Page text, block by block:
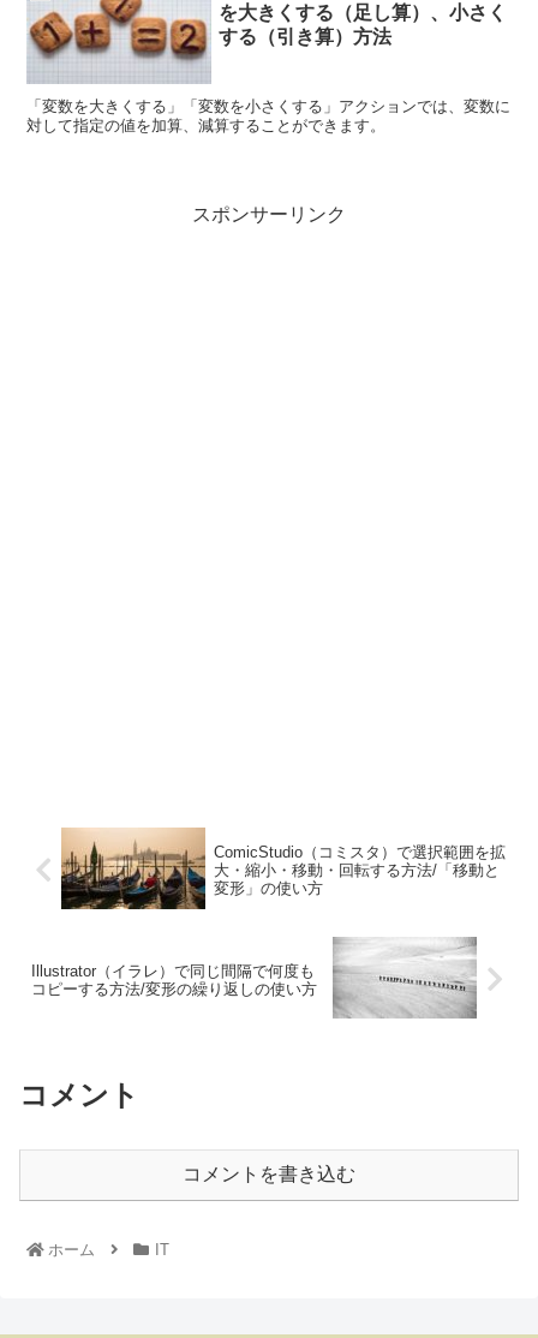
を大きくする（足し算）、小さく
する（引き算）方法
「変数を大きくする」「変数を小さくする」アクションでは、変数に
対して指定の値を加算、減算することができます。
スポンサーリンク
ComicStudio（コミスタ）で選択範囲を拡
大・縮小・移動・回転する方法/「移動と
変形」の使い方
Illustrator（イラレ）で同じ間隔で何度も
コピーする方法/変形の繰り返しの使い方
コメント
コメントを書き込む
ホーム IT